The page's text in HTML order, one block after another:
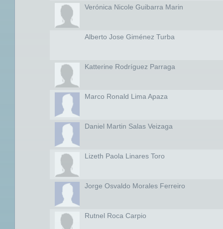
Verónica Nicole Guibarra Marin
Alberto Jose Giménez Turba
Katterine Rodríguez Parraga
Marco Ronald Lima Apaza
Daniel Martin Salas Veizaga
Lizeth Paola Linares Toro
Jorge Osvaldo Morales Ferreiro
Rutnel Roca Carpio